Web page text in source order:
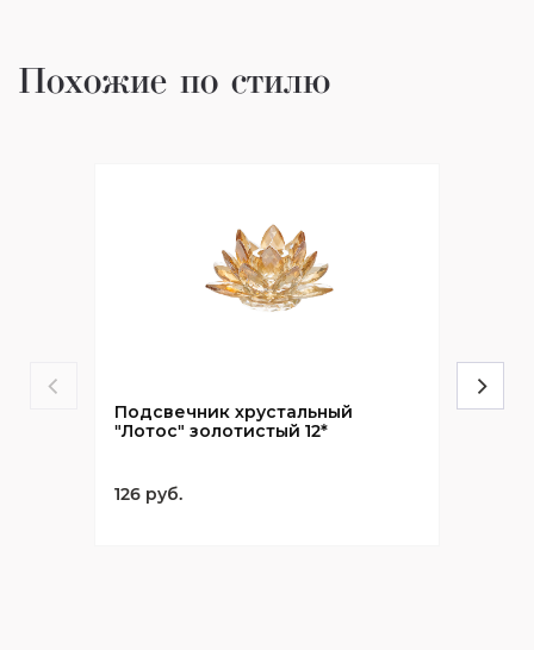
Похожие по стилю
Подсвечник хрустальный
"Лотос" золотистый 12*
126 руб.